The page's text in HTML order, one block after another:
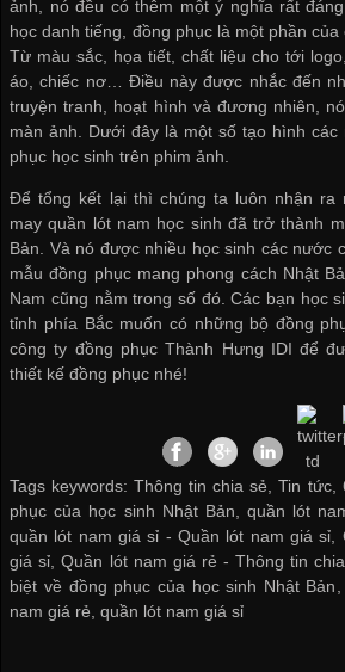
ảnh, nó đều có thêm một ý nghĩa rất
học danh tiếng, đồng phục là một phần của
Từ màu sắc, họa tiết, chất liệu cho tới
áo, chiếc nơ… Điều này được nhắc đến
truyện tranh, hoạt hình và đương nhiên,
màn ảnh. Dưới đây là một số tạo hình các
phục học sinh trên phim ảnh.
Để tổng kết lại thì chúng ta luôn nhận ra
may quần lót nam học sinh đã trở thành
Bản. Và nó được nhiều học sinh các nước
mẫu đồng phục mang phong cách Nhật
Nam cũng nằm trong số đó. Các bạn học
tỉnh phía Bắc muốn có những bộ đồng
công ty đồng phục Thành Hưng IDI để
thiết kế đồng phục nhé!
Tags keywords: Thông tin chia sẻ, Tin
phục của học sinh Nhật Bản, quần lót
quần lót nam giá sỉ -Quần lót nam giá sỉ
giá sỉ ,Quần lót nam giá rẻ -Thông tin
biệt về đồng phục của học sinh Nhật Bản
nam giá rẻ ,quần lót nam giá sỉ